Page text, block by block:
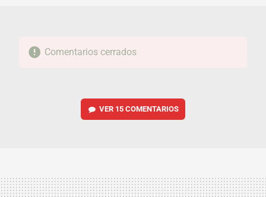
Comentarios cerrados
VER 15 COMENTARIOS